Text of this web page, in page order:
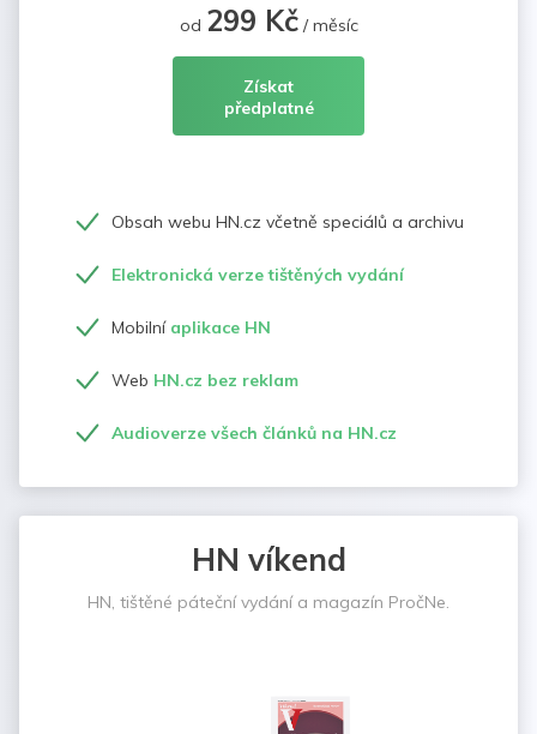
od 299 Kč/ měsíc
Získat
předplatné
Obsah webu HN.cz včetně speciálů a archivu
Elektronická verze tištěných vydání
Mobilní aplikace HN
Web HN.cz bez reklam
Audioverze všech článků na HN.cz
HN víkend
HN, tištěné páteční vydání a magazín PročNe.